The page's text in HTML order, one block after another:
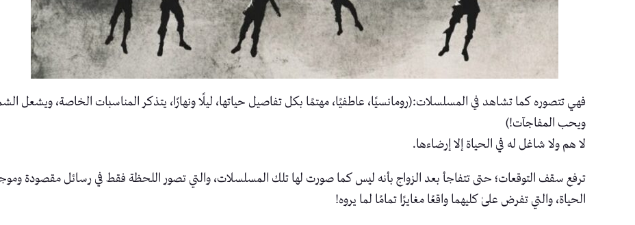
فهي تتصوره كما تشاهد في المسلسلات:(رومانسيًا، عاطفيًا، مهتمًا بكل تفاصيل حياتها، ليلًا ونهارًا، يتذكر المناسبات الخاصة، ويشعل
ويحب المفاجآت!)
لا هم ولا شاغل له في الحياة إلا إرضاءها.
ترفع سقف التوقعات؛ حتى تتفاجأ بعد الزواج بأنه ليس كما صورت لها تلك المسلسلات، والتي تصور اللحظة فقط في رسائل مقصودة
الحياة، والتي تفرض علىٰ كليهما واقعًا مغايرًا تمامًا لما يروه!